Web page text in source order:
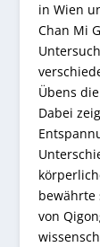
in Wien
Chan Mi
Übens
Dabei
bewährte
von